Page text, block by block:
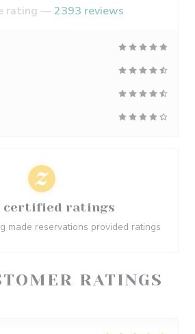
RATINGS
rating —2393 reviews
certified ratings
made reservations provided ratings